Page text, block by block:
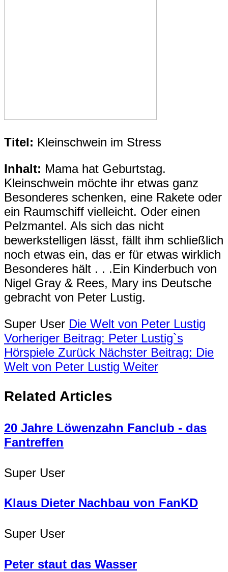
Titel: Kleinschwein im Stress
Inhalt: Mama hat Geburtstag.
Kleinschwein möchte ihr etwas ganz
Besonderes schenken, eine Rakete oder
ein Raumschiff vielleicht. Oder einen
Pelzmantel. Als sich das nicht
bewerkstelligen lässt, fällt ihm schließlich
noch etwas ein, das er für etwas wirklich
Besonderes hält . . .Ein Kinderbuch von
Nigel Gray & Rees, Mary ins Deutsche
gebracht von Peter Lustig.
Super User Die Welt von Peter Lustig
Vorheriger Beitrag: Peter Lustig`s
Hörspiele Zurück Nächster Beitrag: Die
Welt von Peter Lustig Weiter
Related Articles
20 Jahre Löwenzahn Fanclub - das
Fantreffen
Super User
Klaus Dieter Nachbau von FanKD
Super User
Peter staut das Wasser